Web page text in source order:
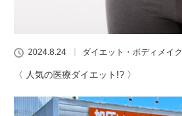
2024.8.24 ダイエット・ボディメイク
〈 人気の医療ダイエット!? 〉